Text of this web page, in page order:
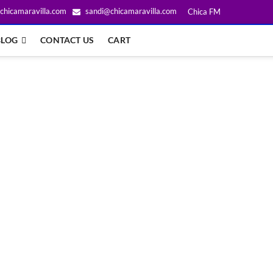
sandi@chicamaravilla.com Chica FM
CONTACT US CART